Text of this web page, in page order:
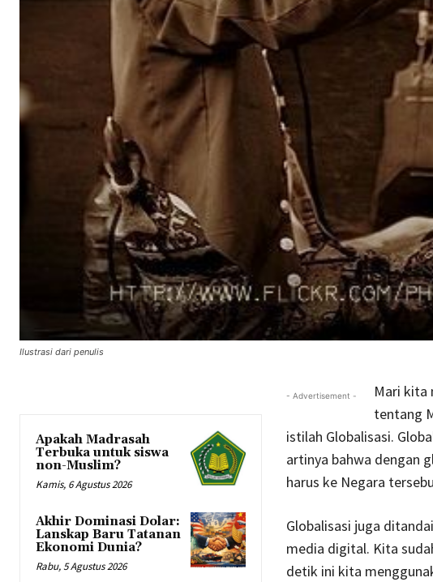
Ilustrasi dari penulis
Apakah Madrasah
Terbuka untuk siswa
non-Muslim?
Kamis, 6 Agustus 2026
Akhir Dominasi Dolar:
Lanskap Baru Tatanan
Ekonomi Dunia?
Rabu, 5 Agustus 2026
- Advertisement -
Mari kita
tentang
istilah Globalisasi.
artinya bahwa dengan
harus ke Negara
Globalisasi juga
media digital. Kita
detik ini kita